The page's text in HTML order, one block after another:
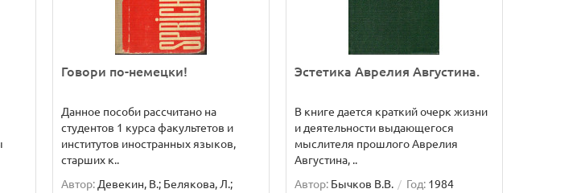
Говори по-немецки!
Данное пособи рассчитано на
студентов 1 курса факультетов и
институтов иностранных языков,
старших к..
Автор: Девекин, В.; Белякова, Л.;
Эстетика Аврелия Августина.
В книге дается краткий очерк жизни
и деятельности выдающегося
мыслителя прошлого Аврелия
Августина, ..
Автор: Бычков В.В. Год: 1984